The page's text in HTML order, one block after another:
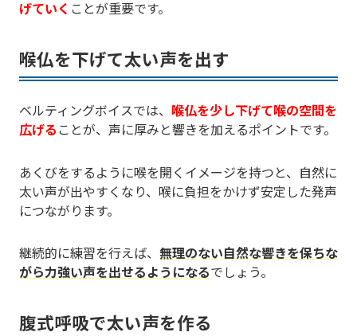
げていく ことが重要です。
喉仏を下げて太い声を出す
ベルティングボイスでは、 喉仏を少し下げて喉の空間を
広げる ことが、声に厚みと響きを加えるポイントです。
あくびをするように喉を開くイメージを持つと、自然に
太い声が出やすくなり、喉に負担をかけず安定した発声
につながります。
継続的に練習を行えば、 無理のない自然な響きを保ちな
がら力強い声を出せるようになるでしょう。
腹式呼吸で太い声を作る